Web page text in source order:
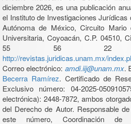
diciembre 2026, es una publicación
el Instituto de Investigaciones
Autónoma de México, Circuito
Universitaria, Coyoacán, C.P. 04510,
55 56 22
http://revistas.juridicas.unam.mx/
Correo electrónico: amdi.iij@unam.mx.
Becerra Ramírez. Certificado de
Exclusivo número: 04-2025-
electrónica): 2448-7872, ambos
del Derecho de Autor. Responsable
este número, Coordinación de